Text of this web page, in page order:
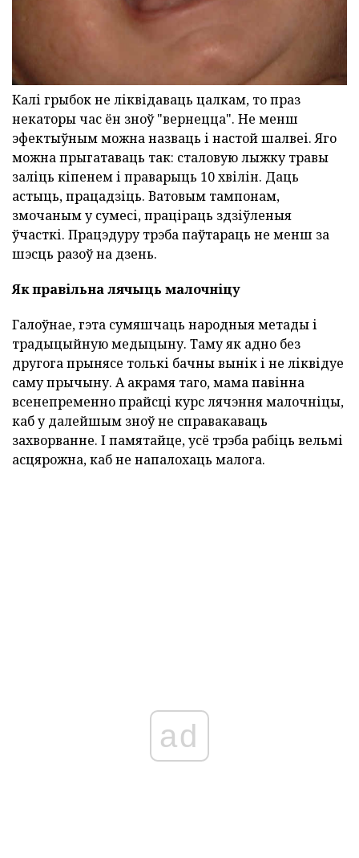
Калі грыбок не ліквідаваць цалкам, то праз
некаторы час ён зноў "вернецца". Не менш
эфектыўным можна назваць і настой шалвеі. Яго
можна прыгатаваць так: сталовую лыжку травы
заліць кіпенем і праварыць 10 хвілін. Даць
астыць, працадзіць. Ватовым тампонам,
змочаным у сумесі, праціраць здзіўленыя
ўчасткі. Працэдуру трэба паўтараць не менш за
шэсць разоў на дзень.
Як правільна лячыць малочніцу
Галоўнае, гэта сумяшчаць народныя метады і
традыцыйную медыцыну. Таму як адно без
другога прынясе толькі бачны вынік і не ліквідуе
саму прычыну. А акрамя таго, мама павінна
всенепременно прайсці курс лячэння малочніцы,
каб у далейшым зноў не справакаваць
захворванне. І памятайце, усё трэба рабіць вельмі
асцярожна, каб не напалохаць малога.
ad